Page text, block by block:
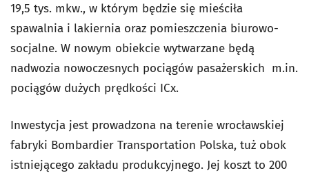
19,5 tys. mkw., w którym będzie się mieściła
spawalnia i lakiernia oraz pomieszczenia biurowo-
socjalne. W nowym obiekcie wytwarzane będą
nadwozia nowoczesnych pociągów pasażerskich m.in.
pociągów dużych prędkości ICx.
Inwestycja jest prowadzona na terenie wrocławskiej
fabryki Bombardier Transportation Polska, tuż obok
istniejącego zakładu produkcyjnego. Jej koszt to 200